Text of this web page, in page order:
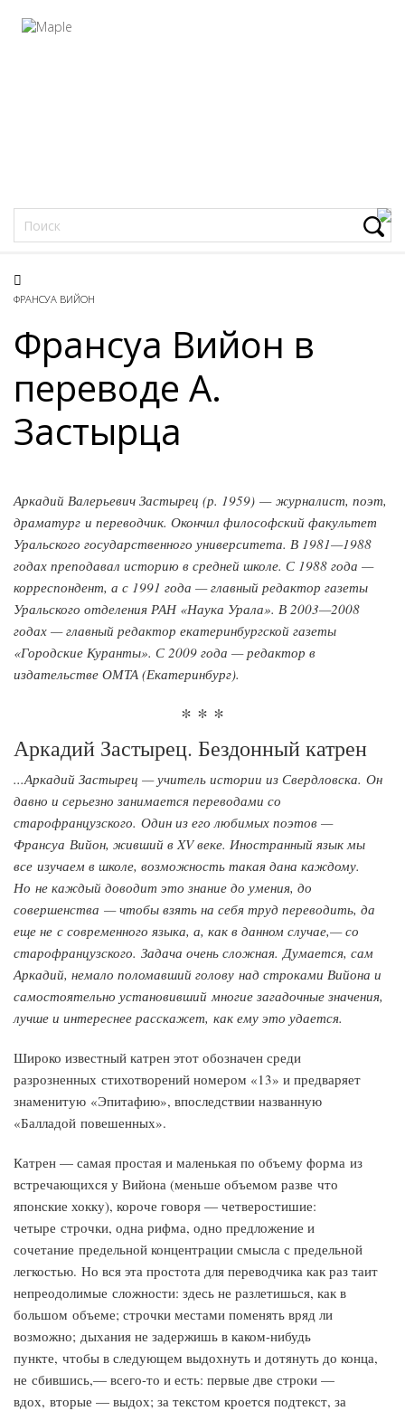
ФРАНСУА ВИЙОН
Франсуа Вийон в
переводе А.
Застырца
Аркадий Валерьевич Застырец (р. 1959) — журналист, поэт,
драматург и переводчик. Окончил философский факультет
Уральского государственного университета. В 1981—1988
годах преподавал историю в средней школе. С 1988 года —
корреспондент, а с 1991 года — главный редактор газеты
Уральского отделения РАН «Наука Урала». В 2003—2008
годах — главный редактор екатеринбургской газеты
«Городские Куранты». С 2009 года — редактор в
издательстве ОМТА (Екатеринбург).
* * *
Аркадий Застырец. Бездонный катрен
...Аркадий Застырец — учитель истории из Свердловска. Он
давно и серьезно занимается переводами со
старофранцузского. Один из его любимых поэтов —
Франсуа Вийон, живший в XV веке. Иностранный язык мы
все изучаем в школе, возможность такая дана каждому.
Но не каждый доводит это знание до умения, до
совершенства — чтобы взять на себя труд переводить, да
еще не с современного языка, а, как в данном случае,— со
старофранцузского. Задача очень сложная. Думается, сам
Аркадий, немало поломавший голову над строками Вийона и
самостоятельно установивший многие загадочные значения,
лучше и интереснее расскажет, как ему это удается.
Широко известный катрен этот обозначен среди
разрозненных стихотворений номером «13» и предваряет
знаменитую «Эпитафию», впоследствии названную
«Балладой повешенных».
Катрен — самая простая и маленькая по объему форма из
встречающихся у Вийона (меньше объемом разве что
японские хокку), короче говоря — четверостишие:
четыре строчки, одна рифма, одно предложение и
сочетание предельной концентрации смысла с предельной
легкостью. Но вся эта простота для переводчика как раз таит
непреодолимые сложности: здесь не разлетишься, как в
большом объеме; строчки местами поменять вряд ли
возможно; дыхания не задержишь в каком-нибудь
пункте, чтобы в следующем выдохнуть и дотянуть до конца,
не сбившись,— всего-то и есть: первые две строки —
вдох, вторые — выдох; за текстом кроется подтекст, за